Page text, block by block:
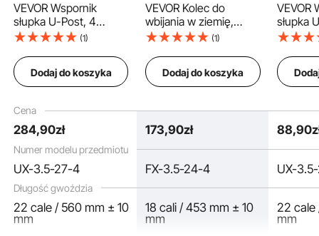
czemu ich ostry kształt bez trudu wbija się w ziemię, zapewniając komfort i
szybkość wbijania.
Cena
Numer modelu przedmiotu
Długość gwoździa
VEVOR Wspornik
słupka U-Post, 4
sztuki, 100 x 70 x 700
samodzielnego
montażu, do
wkręcania, w zestawie
6 kotew napinających i
pręt wzmacniający,
uchwyt słupka w
kształcie litery U,
idealny do słupków
skrzynek pocztowych i
ogrodzeniowych
(1)
Dodaj do koszyka
VEVOR Kolec do
wbijania w ziemię,
zestaw 4 szt., średnica
610 mm (średnica
wewnętrzna 8,9 x 8,9
cm), metal, malowany
pocztowych, tarasów i
(1)
Dodaj do koszyka
VEVOR
słupka
słupka
6
284,90zł 173,90zł 88,90
UX-3.5-27-4 FX-3.5-24-4 UX-
22 cale / 560 mm ± 10
mm
18 cali / 453 mm ± 10
mm
22 cale
mm